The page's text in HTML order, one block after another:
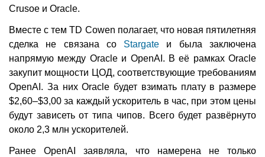
Crusoe и Oracle.
Вместе с тем TD Cowen полагает, что новая пятилетняя
сделка не связана со Stargate и была заключена
напрямую между Oracle и OpenAI. В её рамках Oracle
закупит мощности ЦОД, соответствующие требованиям
OpenAI. За них Oracle будет взимать плату в размере
$2,60–$3,00 за каждый ускоритель в час, при этом цены
будут зависеть от типа чипов. Всего будет развёрнуто
около 2,3 млн ускорителей.
Ранее OpenAI заявляла, что намерена не только